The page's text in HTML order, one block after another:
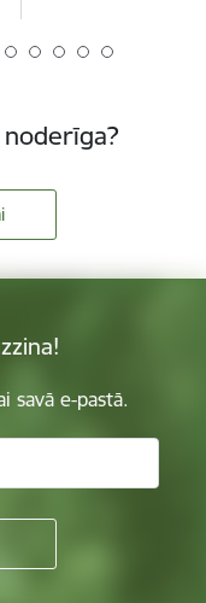
savā e-pastā.